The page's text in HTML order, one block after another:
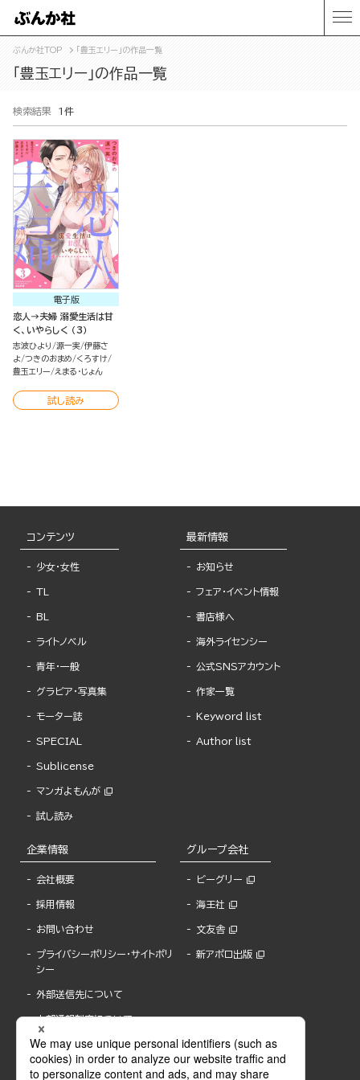
ぶんか社TOP 「豊玉エリー」の作品一覧
「豊玉エリー」の作品一覧
検索結果 1件
電子版
恋人→夫婦 溺愛生活は甘
く、いやらしく （3）
志波ひより 源一実 伊藤さ
よ つきのおまめ
くろすけ
豊玉エリー
えまる・じょん
試し読み
コンテンツ
少女・女性
TL
BL
ライトノベル
青年・一般
グラビア・写真集
モーター誌
SPECIAL
Sublicense
マンガよもんが
試し読み
最新情報
お知らせ
フェア・イベント情報
書店様へ
海外ライセンシー
公式SNSアカウント
作家一覧
Keyword list
Author list
企業情報
会社概要
採用情報
お問い合わせ
プライバシーポリシー・サイトポリ
シー
外部送信先について
内部通報制度について
グループ会社
ビーグリー
海王社
文友舎
新アポロ出版